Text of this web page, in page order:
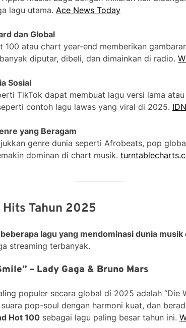
lagu utama. Ace News Today
dan Global
100 atau chart year-end memberikan
diputar, dibeli, dan dimainkan di radio.
Sosial
TikTok dapat membuat lagu versi lama
contoh lagu lawas yang viral di 2025.
yang Beragam
genre dunia seperti Afrobeats, pop
dominan di chart musik.
Hits Tahun 2025
beberapa lagu yang mendominasi dunia
streaming terbanyak.
– Lady Gaga & Bruno Mars
populer secara global di 2025 adalah “Die
pop-soul dengan harmoni kuat, dan
Hot 100 sebagai lagu paling besar tahun ini.